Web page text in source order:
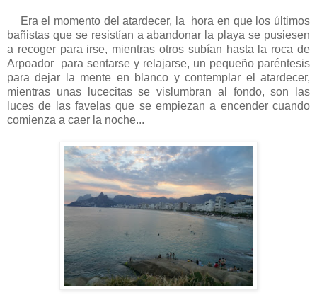
Era el momento del atardecer, la hora en que los últimos
bañistas que se resistían a abandonar la playa se pusiesen
a recoger para irse, mientras otros subían hasta la roca de
Arpoador para sentarse y relajarse, un pequeño paréntesis
para dejar la mente en blanco y contemplar el atardecer,
mientras unas lucecitas se vislumbran al fondo, son las
luces de las favelas que se empiezan a encender cuando
comienza a caer la noche...